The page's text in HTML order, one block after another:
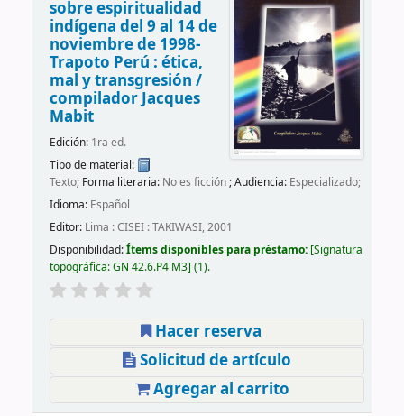
sobre espiritualidad
indígena del 9 al 14 de
noviembre de 1998-
Trapoto Perú : ética,
mal y transgresión /
compilador Jacques
Mabit
Edición: 1ra ed.
Tipo de material:
Texto; Forma literaria: No es ficción; Audiencia: Especializado;
Idioma: Español
Editor: Lima : CISEI : TAKIWASI, 2001
Disponibilidad:Ítems disponibles para préstamo: Signatura
topográfica:GN 42.6.P4 M3 (1).
Hacer reserva
Solicitud de artículo
Agregar al carrito